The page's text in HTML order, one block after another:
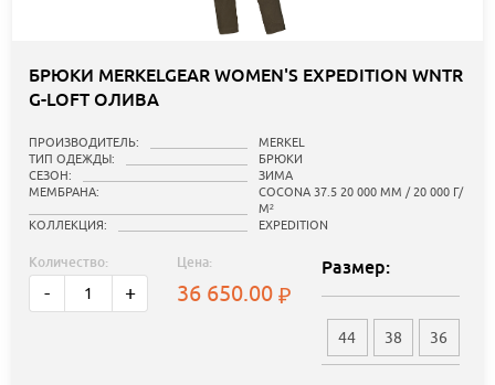
БРЮКИ MERKELGEAR WOMEN'S EXPEDITION WNTR
G-LOFT ОЛИВА
ПРОИЗВОДИТЕЛЬ:
MERKEL
ТИП ОДЕЖДЫ:
БРЮКИ
СЕЗОН:
ЗИМА
МЕМБРАНА:
COCONA 37.5 20 000 ММ / 20 000 Г/
М²
КОЛЛЕКЦИЯ:
EXPEDITION
Количество:
- +
Цена:
36 650.00
Размер:
44 38 36